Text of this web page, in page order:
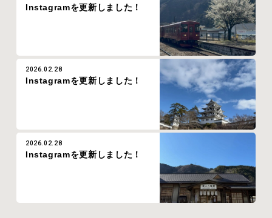
Instagramを更新しました！
2026.02.28
Instagramを更新しました！
2026.02.28
Instagramを更新しました！